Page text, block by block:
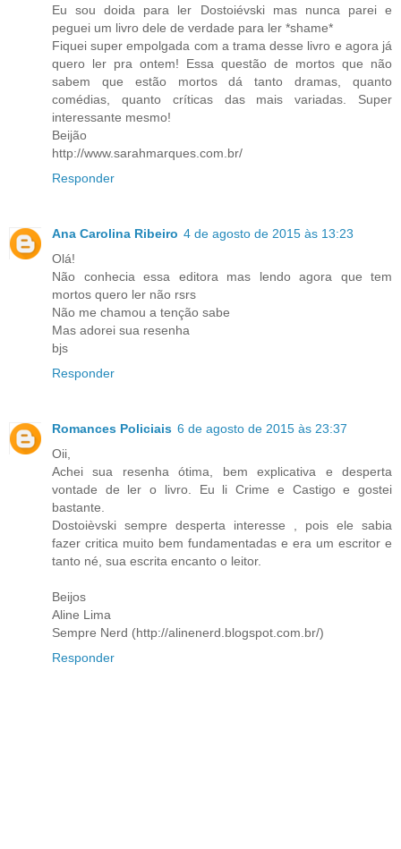
Eu sou doida para ler Dostoiévski mas nunca parei e
peguei um livro dele de verdade para ler *shame*
Fiquei super empolgada com a trama desse livro e agora já
quero ler pra ontem! Essa questão de mortos que não
sabem que estão mortos dá tanto dramas, quanto
comédias, quanto críticas das mais variadas. Super
interessante mesmo!
Beijão
http://www.sarahmarques.com.br/
Responder
Ana Carolina Ribeiro 4 de agosto de 2015 às 13:23
Olá!
Não conhecia essa editora mas lendo agora que tem
mortos quero ler não rsrs
Não me chamou a tenção sabe
Mas adorei sua resenha
bjs
Responder
Romances Policiais 6 de agosto de 2015 às 23:37
Oii,
Achei sua resenha ótima, bem explicativa e desperta
vontade de ler o livro. Eu li Crime e Castigo e gostei
bastante.
Dostoièvski sempre desperta interesse , pois ele sabia
fazer critica muito bem fundamentadas e era um escritor e
tanto né, sua escrita encanto o leitor.
Beijos
Aline Lima
Sempre Nerd (http://alinenerd.blogspot.com.br/)
Responder